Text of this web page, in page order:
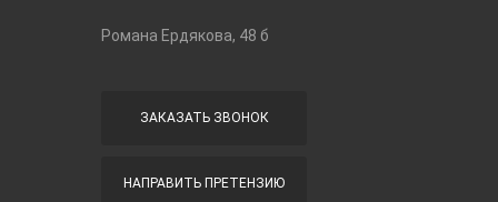
Романа Ердякова, 48 б
ЗАКАЗАТЬ ЗВОНОК
НАПРАВИТЬ ПРЕТЕНЗИЮ